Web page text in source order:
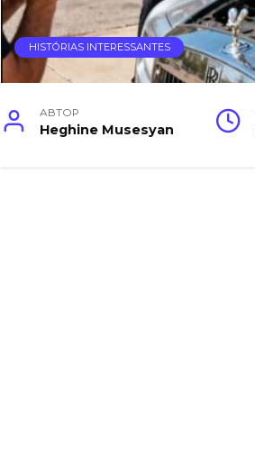
HISTÓRIAS INTERESSANTES
АВТОР
Heghine Musesyan